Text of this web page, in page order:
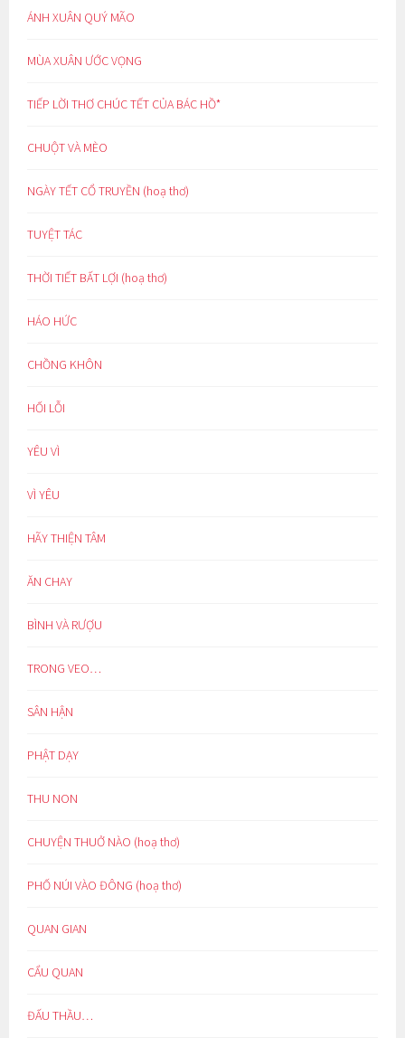
ÁNH XUÂN QUÝ MÃO
MÙA XUÂN ƯỚC VỌNG
TIẾP LỜI THƠ CHÚC TẾT CỦA BÁC HỒ*
CHUỘT VÀ MÈO
NGÀY TẾT CỔ TRUYỀN (hoạ thơ)
TUYỆT TÁC
THỜI TIẾT BẤT LỢI (hoạ thơ)
HÁO HỨC
CHỒNG KHÔN
HỐI LỖI
YÊU VÌ
VÌ YÊU
HÃY THIỆN TÂM
ĂN CHAY
BÌNH VÀ RƯỢU
TRONG VEO…
SÂN HẬN
PHẬT DẠY
THU NON
CHUYỆN THUỞ NÀO (hoạ thơ)
PHỐ NÚI VÀO ĐÔNG (hoạ thơ)
QUAN GIAN
CẨU QUAN
ĐẤU THẦU…